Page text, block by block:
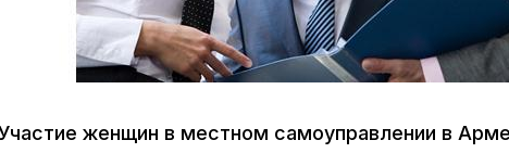
женщин в местном самоуправлении в